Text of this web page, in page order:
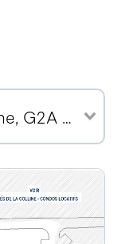
11625 Boulevard de la Colline, G2A 2E1 (2)